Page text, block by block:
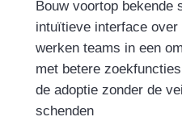
Bouw voortop bekende
intuïtieve interface over
werken teams in een
met betere
de adoptie zonder de
schenden